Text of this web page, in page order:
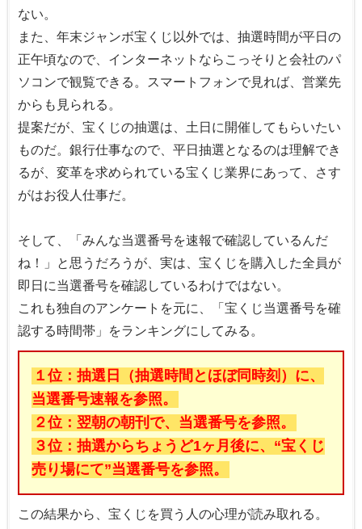
ない。
また、年末ジャンボ宝くじ以外では、抽選時間が平日の
正午頃なので、インターネットならこっそりと会社のパ
ソコンで観覧できる。スマートフォンで見れば、営業先
からも見られる。
提案だが、宝くじの抽選は、土日に開催してもらいたい
ものだ。銀行仕事なので、平日抽選となるのは理解でき
るが、変革を求められている宝くじ業界にあって、さす
がはお役人仕事だ。
そして、「みんな当選番号を速報で確認しているんだ
ね！」と思うだろうが、実は、宝くじを購入した全員が
即日に当選番号を確認しているわけではない。
これも独自のアンケートを元に、「宝くじ当選番号を確
認する時間帯」をランキングにしてみる。
１位：抽選日（抽選時間とほぼ同時刻）に、
当選番号速報を参照。
２位：翌朝の朝刊で、当選番号を参照。
３位：抽選からちょうど1ヶ月後に、“宝くじ
売り場にて”当選番号を参照。
この結果から、宝くじを買う人の心理が読み取れる。